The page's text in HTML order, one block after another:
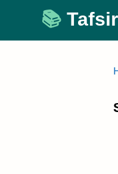
content